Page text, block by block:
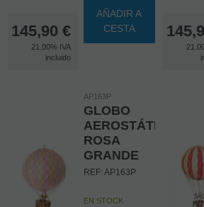
145,90 €
21.00% IVA
incluido
AÑADIR A
CESTA
AP163P
GLOBO
AEROSTÁTICO
ROSA
GRANDE
REF: AP163P
EN STOCK